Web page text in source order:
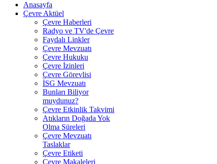
Anasayfa
Çevre Aktüel
Çevre Haberleri
Radyo ve TV'de Çevre
Faydalı Linkler
Çevre Mevzuatı
Çevre Hukuku
Çevre İzinleri
Çevre Görevlisi
İSG Mevzuatı
Bunları Biliyor
muydunuz?
Çevre Etkinlik Takvimi
Atıkların Doğada Yok
Olma Süreleri
Çevre Mevzuatı
Taslaklar
Çevre Etiketi
Çevre Makaleleri